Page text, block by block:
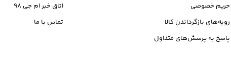
حریم خصوصی
رویه‌های بازگرداندن کالا
پاسخ به پرسش‌های متداول
اتاق خبر ام جی 98
تماس با ما